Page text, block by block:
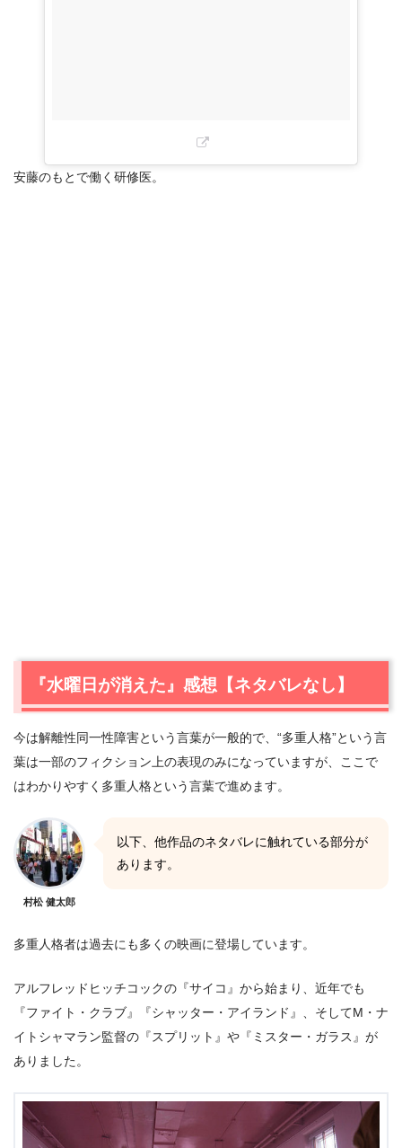
安藤のもとで働く研修医。
『水曜日が消えた』感想【ネタバレなし】
今は解離性同一性障害という言葉が一般的で、“多重人格”という言
葉は一部のフィクション上の表現のみになっていますが、ここで
はわかりやすく多重人格という言葉で進めます。
村松 健太郎
以下、他作品のネタバレに触れている部分が
あります。
多重人格者は過去にも多くの映画に登場しています。
アルフレッドヒッチコックの『サイコ』から始まり、近年でも
『ファイト・クラブ』『シャッター・アイランド』、そしてM・ナ
イトシャマラン監督の『スプリット』や『ミスター・ガラス』が
ありました。